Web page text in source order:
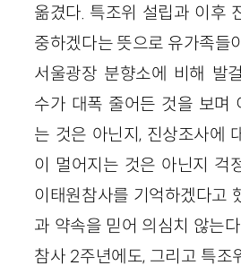
옮겼다. 특조위 설립과 이후
중하겠다는 뜻으로 유가족들
서울광장 분향소에 비해 발
수가 대폭 줄어든 것을 보며
는 것은 아닌지, 진상조사에
이 멀어지는 것은 아닌지 걱
이태원참사를 기억하겠다고
과 약속을 믿어 의심치 않는
참사 2주년에도, 그리고 특조